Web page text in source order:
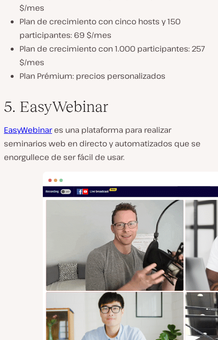
$/mes
Plan de crecimiento con cinco hosts y 150
participantes: 69 $/mes
Plan de crecimiento con 1.000 participantes: 257
$/mes
Plan Prémium: precios personalizados
5. EasyWebinar
EasyWebinares una plataforma para realizar
seminarios web en directo y automatizados que se
enorgullece de ser fácil de usar.